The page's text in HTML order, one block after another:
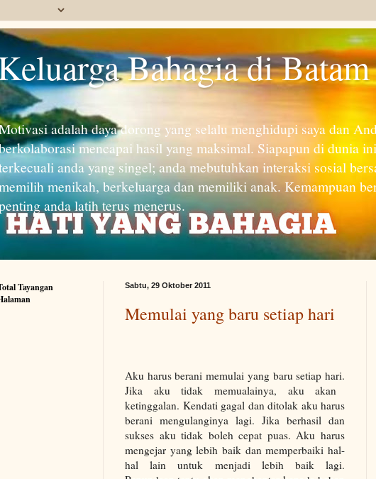
Bahagia di Batam
adalah daya dorong yang selalu menghidupi saya dan
mencapai hasil yang maksimal. Siapapun di dunia
anda yang singel; anda mebutuhkan interaksi sosial
menikah, berkeluarga dan memiliki anak. Kemampuan
anda latih terus menerus.
Sabtu, 29 Oktober 2011
Memulai yang baru setiap hari
Aku harus berani memulai yang baru setiap hari.
Jika akutidakmemualainya, aku akan
ketinggalan. Kendati gagal dan ditolak aku harus
berani mengulanginya lagi. Jika berhasil dan
sukses aku tidak boleh cepat puas. Aku harus
mengejar yang lebih baik danmemperbaiki hal-
hal lain untuk menjadi lebih baik lagi.
Tayangan